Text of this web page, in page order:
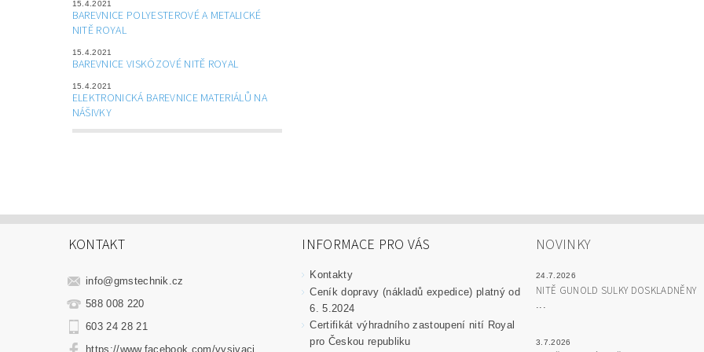
15.4.2021
BAREVNICE POLYESTEROVÉ A METALICKÉ
NITĚ ROYAL
15.4.2021
BAREVNICE VISKÓZOVÉ NITĚ ROYAL
15.4.2021
ELEKTRONICKÁ BAREVNICE MATERIÁLŮ NA
NÁŠIVKY
KONTAKT
info@gmstechnik.cz
588 008 220
603 24 28 21
https://www.facebook.com/vysivaci
INFORMACE PRO VÁS
Kontakty
Ceník dopravy (nákladů expedice) platný od
6. 5.2024
Certifikát výhradního zastoupení nití Royal
pro Českou republiku
NOVINKY
24.7.2026
NITĚ GUNOLD SULKY DOSKLADNĚNY
3.7.2026